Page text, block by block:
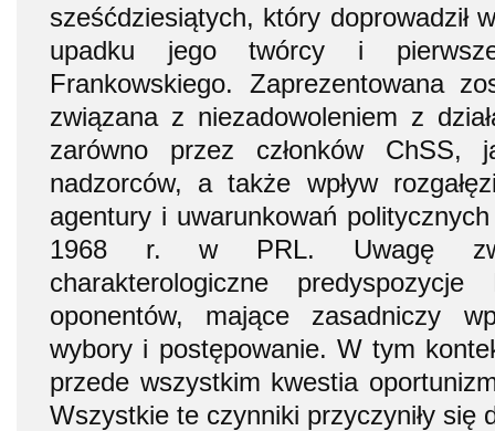
sześćdziesiątych, który doprowadził
upadku jego twórcy i
Frankowskiego. Zaprezentowana
związana z niezadowoleniem z
zarówno przez członków ChSS,
nadzorców, a także wpływ
agentury i uwarunkowań
1968 r. w PRL. Uwagę
charakterologiczne
oponentów, mające zasadniczy
wybory i postępowanie. W tym
przede wszystkim kwestia
Wszystkie te czynniki przyczyniły się